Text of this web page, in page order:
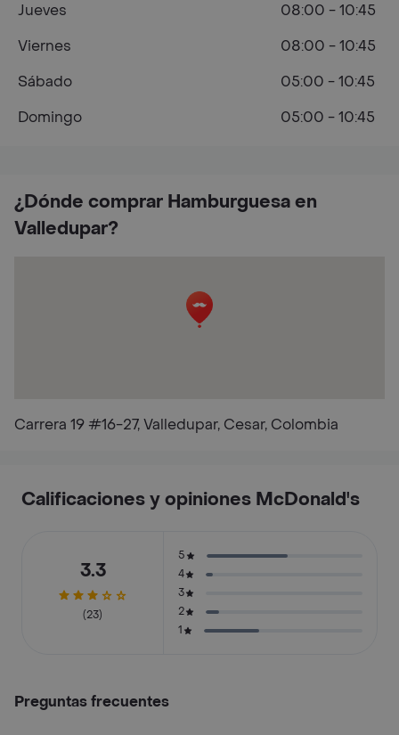
¿Dónde comprar Hamburguesa en
Valledupar?
Carrera 19 #16-27, Valledupar, Cesar, Colombia
Jueves
08:00 - 10:45
Viernes
08:00 - 10:45
Sábado
05:00 - 10:45
Domingo
05:00 - 10:45
Calificaciones y opiniones McDonald's
3.3
(23)
5
4
3
2
1
Preguntas frecuentes